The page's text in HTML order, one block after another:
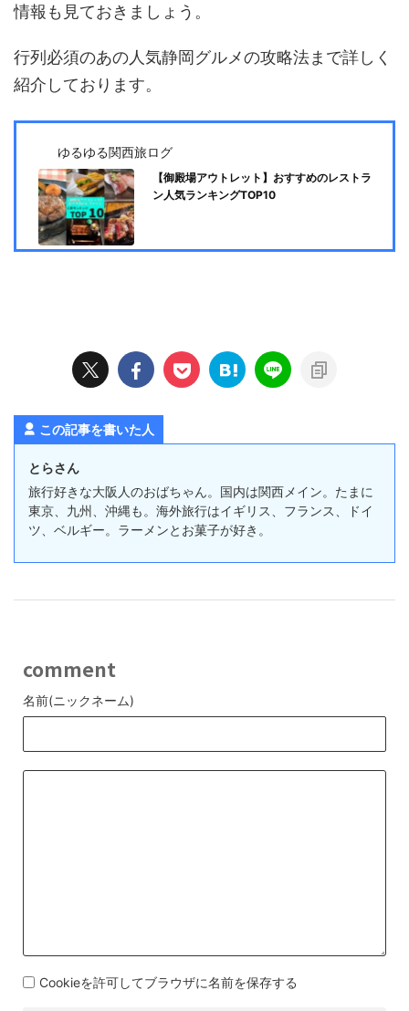
情報も見ておきましょう。
行列必須のあの人気静岡グルメの攻略法まで詳しく
紹介しております。
ゆるゆる関西旅ログ
【御殿場アウトレット】おすすめのレストラ
ン人気ランキングTOP10
この記事を書いた人
とらさん
旅行好きな大阪人のおばちゃん。国内は関西メイン。たまに
東京、九州、沖縄も。海外旅行はイギリス、フランス、ドイ
ツ、ベルギー。ラーメンとお菓子が好き。
comment
名前(ニックネーム)
Cookieを許可してブラウザに名前を保存する